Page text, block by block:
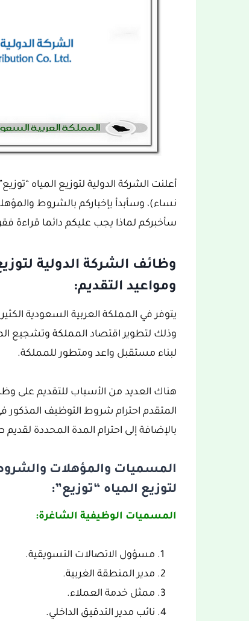
أعلنت الشركة الدولية لتوزيع المياه
نساء)، وسأبدأ بإخباركم بالشروط
سأخبركم لماذا يجب عليكم دائما قراءة
وظائف الشركة الدولية
ومواعيد التقديم:
وذلك لتطوير اقتصاد المملكة وتشجيع
لبناء مستقبل واعد ومتطور للمملكة.
هناك العديد من الأسباب للتقديم على
المتقدم احترام شروط التوظيف المذكور
بالإضافة إلى احترام المدة المحددة
المسميات والمؤهلات
لتوزيع المياه “توزيع”:
المسميات الوظيفية الشاغرة:
مسؤول الاتصالات التسويقية.
مدير المنطقة الغربية.
ممثل خدمة العملاء.
نائب مدير التدقيق الداخلي.